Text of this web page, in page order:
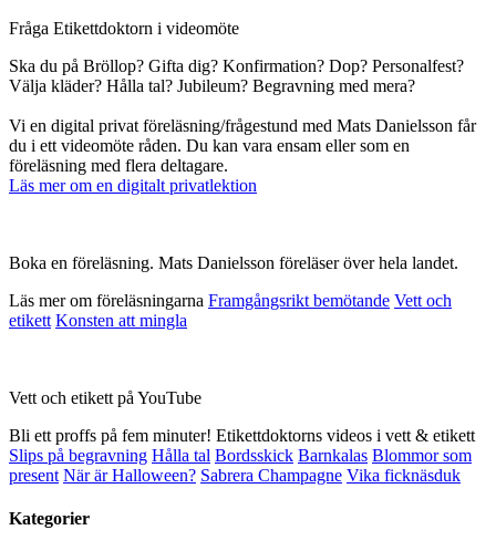
Fråga Etikettdoktorn i videomöte
Ska du på Bröllop? Gifta dig? Konfirmation? Dop? Personalfest?
Välja kläder? Hålla tal? Jubileum? Begravning med mera?
Vi en digital privat föreläsning/frågestund med Mats Danielsson får
du i ett videomöte råden. Du kan vara ensam eller som en
föreläsning med flera deltagare.
Läs mer om en digitalt privatlektion
Boka en föreläsning. Mats Danielsson föreläser över hela landet.
Läs mer om föreläsningarna Framgångsrikt bemötande Vett och
etikett Konsten att mingla
Vett och etikett på YouTube
Bli ett proffs på fem minuter! Etikettdoktorns videos i vett & etikett
Slips på begravning Hålla tal Bordsskick Barnkalas Blommor som
present När är Halloween? Sabrera Champagne Vika ficknäsduk
Kategorier